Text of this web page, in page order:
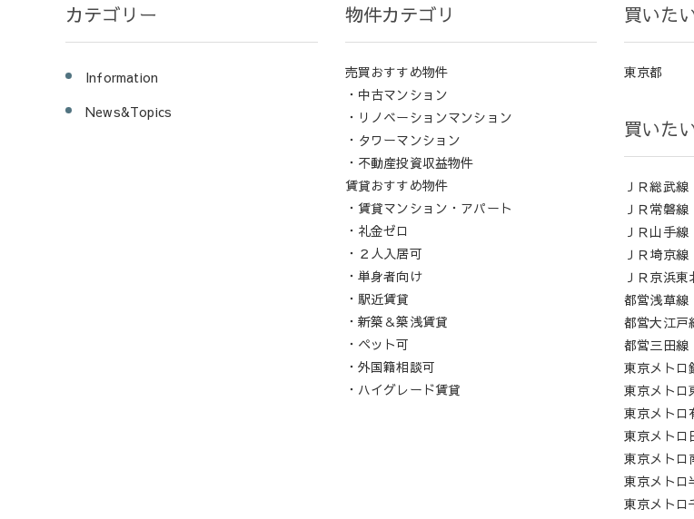
カテゴリー
Information
News&Topics
物件カテゴリ
売買おすすめ物件
・中古マンション
・リノベーションマンション
・タワーマンション
・不動産投資収益物件
賃貸おすすめ物件
・賃貸マンション・アパート
・礼金ゼロ
・２人入居可
・単身者向け
・駅近賃貸
・新築＆築浅賃貸
・ペット可
・外国籍相談可
・ハイグレード賃貸
買いた
東京都
買いた
ＪＲ総武線
ＪＲ常磐線
ＪＲ山手線
ＪＲ埼京線
ＪＲ京浜
都営浅草線
都営大江戸
都営三田線
東京メトロ
東京メトロ
東京メトロ
東京メトロ
東京メトロ
東京メトロ
東京メトロ